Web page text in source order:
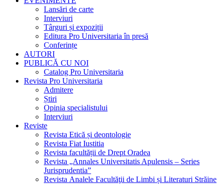
Lansări de carte
Interviuri
Târguri și expoziții
Editura Pro Universitaria în presă
Conferințe
AUTORI
PUBLICĂ CU NOI
Catalog Pro Universitaria
Revista Pro Universitaria
Admitere
Știri
Opinia specialistului
Interviuri
Reviste
Revista Etică și deontologie
Revista Fiat Iustitia
Revista facultății de Drept Oradea
Revista „Annales Universitatis Apulensis – Series
Jurisprudentia”
Revista Analele Facultăţii de Limbi și Literaturi Străine